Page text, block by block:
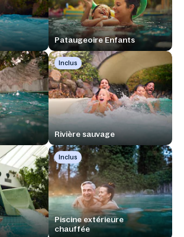
Pataugeoire Enfants
Inclus
Rivière sauvage
Inclus
Piscine extérieure
chauffée